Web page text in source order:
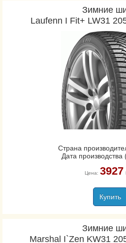
Зимние
Laufenn I Fit+ LW31
Страна
Дата производства
Цена: 3927
Купить
Зимние
Marshal I`Zen KW31